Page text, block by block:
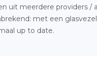
uit meerdere providers /
met een
up to date.